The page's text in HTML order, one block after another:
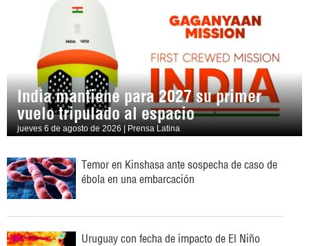
India mantiene para 2027 su primer
vuelo tripulado al espacio
jueves 6 de agosto de 2026 | Prensa Latina
Temor en Kinshasa ante sospecha de caso de
ébola en una embarcación
Uruguay con fecha de impacto de El Niño